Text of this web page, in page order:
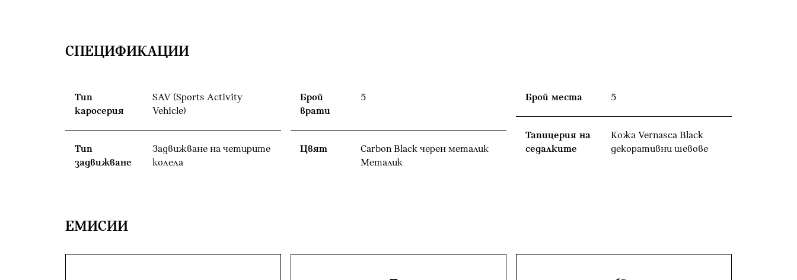
СПЕЦИФИКАЦИИ
Тип
каросерия
SAV (Sports Activity
Vehicle)
Тип
задвижване
Задвижване на четирите
колела
Брой
врати
5
Цвят
Carbon Black черен металик
Meталик
Брой места 5
Тапицерия на
седалките
Кожа Vernasca Black
декоративни шевове
EМИСИИ